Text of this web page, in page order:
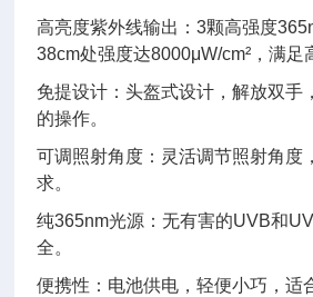
高亮度紫外线输出：3颗高强度
38cm处强度达8000μW/cm²，满
免提设计：头盔式设计，解放双手
的操作。
可调照射角度：灵活调节照射角度
求。
纯365nm光源：无有害的UVB和
全。
便携性：电池供电，轻便小巧，适